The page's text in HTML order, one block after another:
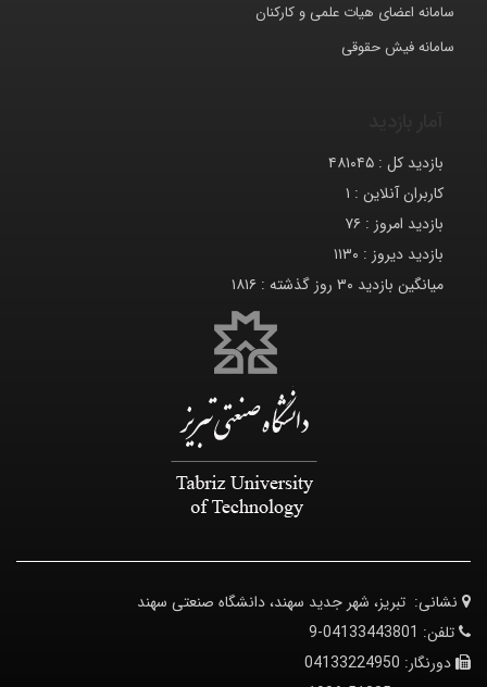
سامانه اعضای هیات علمی و کارکنان
سامانه فیش حقوقی
بازدید کل : ۴۸۱۰۴۵
کاربران آنلاین : ۱
بازدید امروز : ۷۶
بازدید دیروز : ۱۱۳۰
میانگین بازدید ۳۰ روز گذشته :
۱۸۱۶
نشانی: تبریز، شهر جدید سهند، دانشگاه صنعتی سهند
تلفن: 04133443801-9
دورنگار: 04133224950